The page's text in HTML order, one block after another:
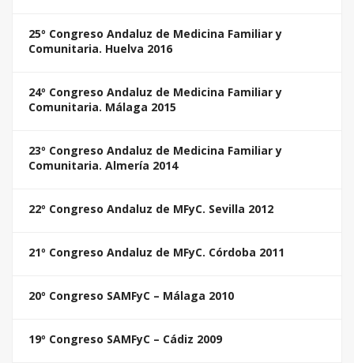
25º Congreso Andaluz de Medicina Familiar y
Comunitaria. Huelva 2016
24º Congreso Andaluz de Medicina Familiar y
Comunitaria. Málaga 2015
23º Congreso Andaluz de Medicina Familiar y
Comunitaria. Almería 2014
22º Congreso Andaluz de MFyC. Sevilla 2012
21º Congreso Andaluz de MFyC. Córdoba 2011
20º Congreso SAMFyC – Málaga 2010
19º Congreso SAMFyC – Cádiz 2009